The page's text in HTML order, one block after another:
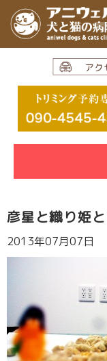
彦星と織り姫
2013年07月07日